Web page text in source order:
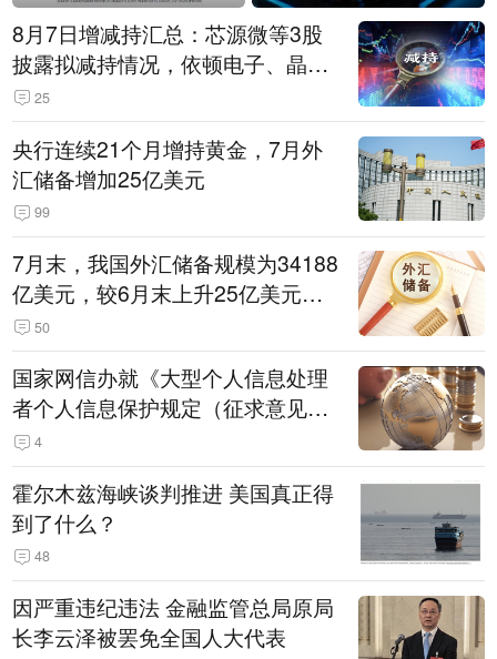
8月7日增减持汇总：芯源微等3股
披露拟减持情况，依顿电子、晶华
微拟增持（表）
25
央行连续21个月增持黄金，7月外
汇储备增加25亿美元
99
7月末，我国外汇储备规模为34188
亿美元，较6月末上升25亿美元，
升幅为0.07%
50
国家网信办就《大型个人信息处理
者个人信息保护规定（征求意见
稿）》公开征求意见
4
霍尔木兹海峡谈判推进 美国真正得
到了什么？
48
因严重违纪违法 金融监管总局原局
长李云泽被罢免全国人大代表